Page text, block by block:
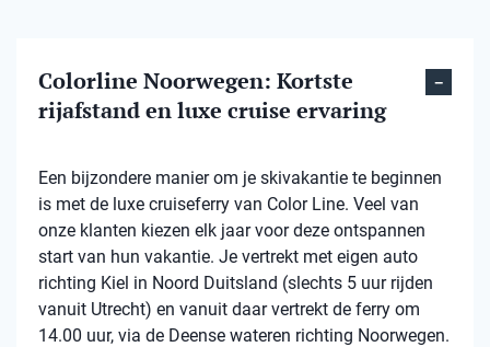
Colorline Noorwegen: Kortste
rijafstand en luxe cruise ervaring
Een bijzondere manier om je skivakantie te beginnen
is met de luxe cruiseferry van Color Line. Veel van
onze klanten kiezen elk jaar voor deze ontspannen
start van hun vakantie. Je vertrekt met eigen auto
richting Kiel in Noord Duitsland (slechts 5 uur rijden
vanuit Utrecht) en vanuit daar vertrekt de ferry om
14.00 uur, via de Deense wateren richting Noorwegen.